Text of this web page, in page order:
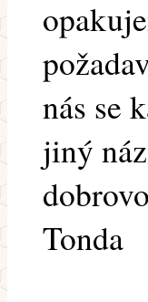
nás se
jiný
Tonda